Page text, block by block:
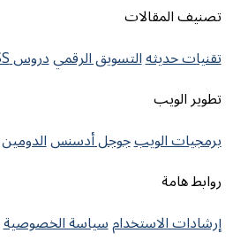
تصنيف المقالات
تقنيات حديثهالتسويق الرقميدروس HTML-CSS
تطوير الويب
برمجيات الويبجوجل أدسنسالدومين
روابط هامة
إرشادات الاستخدامسياسة الخصوصية